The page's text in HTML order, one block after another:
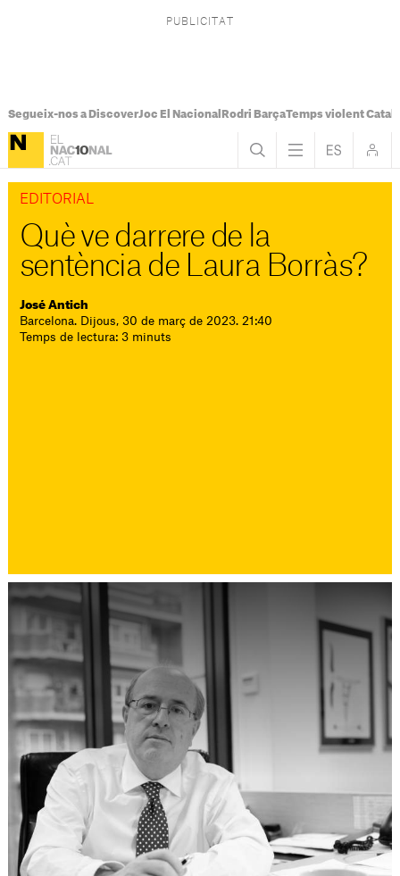
Segueix-nos a DiscoverJoc El Nacional Rodri BarçaTemps violent
EDITORIAL
Què ve darrere de la
sentència de Laura Borràs?
José Antich
Barcelona. Dijous, 30 de març de 2023. 21:40
Temps de lectura: 3 minuts